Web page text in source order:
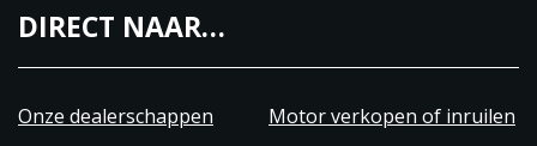
DIRECT NAAR…
Onze dealerschappen
Motor verkopen of inruilen